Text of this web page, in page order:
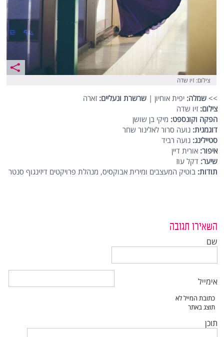
צילום: זיו שדה
>>שמלה:יפית אוחיון |שרשרת ונעליים: זארה
צילום: זיו שדה
הפקה וקונספט: מיקי בן שושן
דוגמנית: נועה סרור לאלינור שחר
סטיילינג: נועה רביד
איפור:אורית דיין
שיער: דקל עוז
תודות: בוטיק המעצבים ומירית אבוקסיס, מנהלת פרויקטים דיזינגוף סנטר
השאירו תגובה
שם
אימייל
תוכן